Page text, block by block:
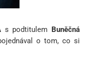
s podtitulem Buněčná
o tom, co si